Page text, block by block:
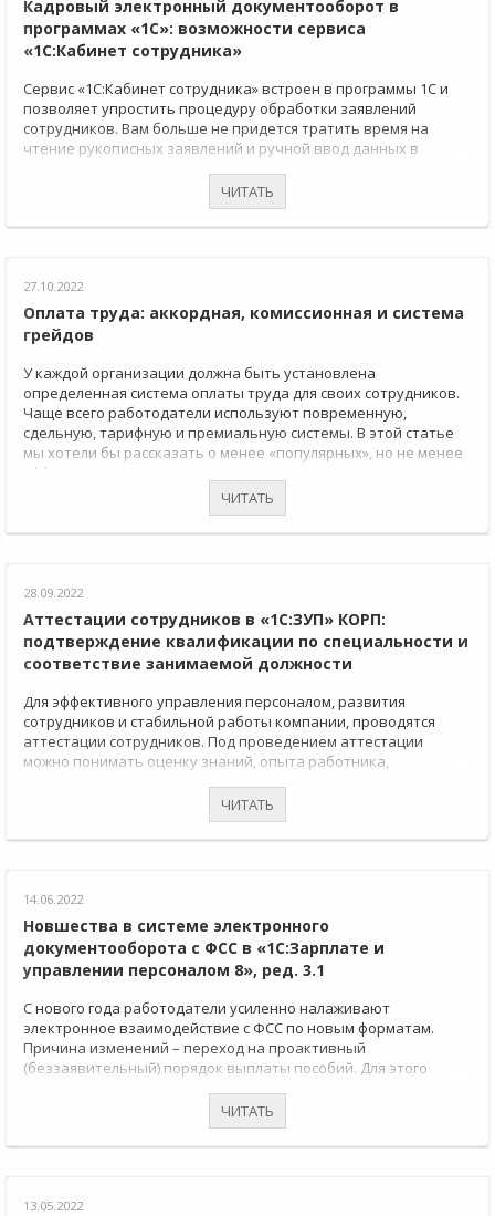
Кадровый электронный документооборот в
программах «1С»: возможности сервиса
«1С:Кабинет сотрудника»
Сервис «1С:Кабинет сотрудника» встроен в программы 1С и
позволяет упростить процедуру обработки заявлений
сотрудников. Вам больше не придется тратить время на
чтение рукописных заявлений и ручной ввод данных в
проблемами при работе с кадровыми документами.
ЧИТАТЬ
27.10.2022
Оплата труда: аккордная, комиссионная и система
грейдов
У каждой организации должна быть установлена
определенная система оплаты труда для своих сотрудников.
Чаще всего работодатели используют повременную,
сдельную, тарифную и премиальную системы. В этой статье
мы хотели бы рассказать о менее «популярных», но не менее
эффективных системах оплаты труда, которые можно
использовать в зависимости от особенностей деятельности
ЧИТАТЬ
28.09.2022
Аттестации сотрудников в «1С:ЗУП» КОРП:
подтверждение квалификации по специальности и
соответствие занимаемой должности
Для эффективного управления персоналом, развития
сотрудников и стабильной работы компании, проводятся
аттестации сотрудников. Под проведением аттестации
можно понимать оценку знаний, опыта работника,
проведения данного мероприятия на примере программы
«1С:Зарплата и управление персоналом 8» КОРП, ред. 3.1.
ЧИТАТЬ
14.06.2022
Новшества в системе электронного
документооборота с ФСС в «1С:Зарплате и
управлении персоналом 8», ред. 3.1
С нового года работодатели усиленно налаживают
электронное взаимодействие с ФСС по новым форматам.
Причина изменений – переход на проактивный
(беззаявительный) порядок выплаты пособий. Для этого
вступили в силу новые правила, по которым ФСС получает
сведения о сотрудниках от работодателей (Постановление
Правительства РФ от 23.11.2021 г. № 2010). Разбираем, как
ЧИТАТЬ
13.05.2022